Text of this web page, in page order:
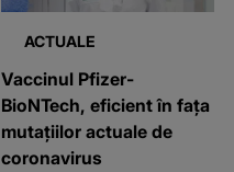
ACTUALE
Vaccinul Pfizer-
BioNTech, eficient în fața
mutațiilor actuale de
coronavirus